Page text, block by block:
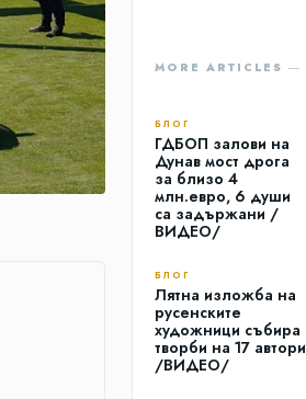
MORE ARTICLES ―
БЛОГ
ГДБОП залови на
Дунав мост дрога
за близо 4
млн.евро, 6 души
са задържани /
ВИДЕО/
БЛОГ
Лятна изложба на
русенските
художници събира
творби на 17 автори
/ВИДЕО/